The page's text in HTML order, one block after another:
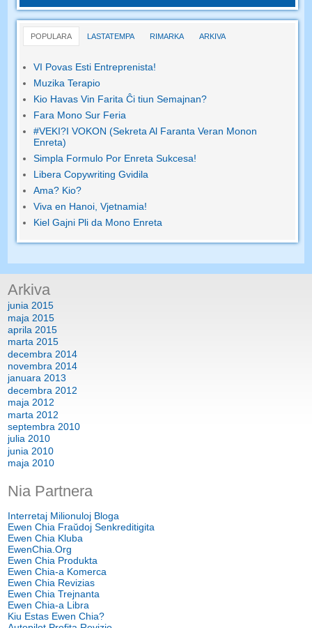
POPULARA LASTATEMPA RIMARKA ARKIVA
VI Povas Esti Entreprenista!
Muzika Terapio
Kio Havas Vin Farita Ĉi tiun Semajnan?
Fara Mono Sur Feria
#VEKI?I VOKON (Sekreta Al Faranta Veran Monon
Enreta)
Simpla Formulo Por Enreta Sukcesa!
Libera Copywriting Gvidila
Ama? Kio?
Viva en Hanoi, Vjetnamia!
Kiel Gajni Pli da Mono Enreta
Arkiva
junia 2015
maja 2015
aprila 2015
marta 2015
decembra 2014
novembra 2014
januara 2013
decembra 2012
maja 2012
marta 2012
septembra 2010
julia 2010
junia 2010
maja 2010
Nia Partnera
Interretaj Milionuloj Bloga
Ewen Chia Fraŭdoj Senkreditigita
Ewen Chia Kluba
EwenChia.Org
Ewen Chia Produkta
Ewen Chia-a Komerca
Ewen Chia Revizias
Ewen Chia Trejnanta
Ewen Chia-a Libra
Kiu Estas Ewen Chia?